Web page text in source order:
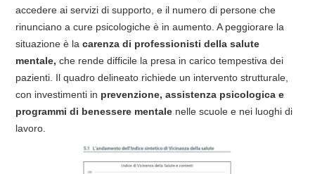
accedere ai servizi di supporto, e il numero di persone che
rinunciano a cure psicologiche è in aumento. A peggiorare la
situazione è la carenza di professionisti della salute
mentale, che rende difficile la presa in carico tempestiva dei
pazienti. Il quadro delineato richiede un intervento strutturale,
con investimenti in prevenzione, assistenza psicologica e
programmi di benessere mentale nelle scuole e nei luoghi di
lavoro.